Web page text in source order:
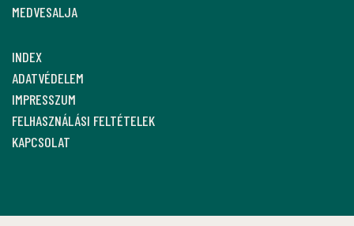
MEDVESALJA
INDEX
ADATVÉDELEM
IMPRESSZUM
FELHASZNÁLÁSI FELTÉTELEK
KAPCSOLAT